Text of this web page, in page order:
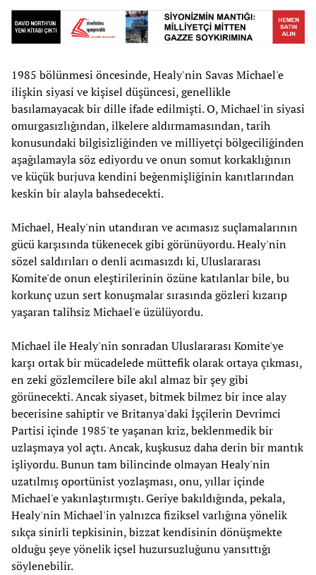
1985 bölünmesi öncesinde, Healy'nin Savas Michael'e
ilişkin siyasi ve kişisel düşüncesi, genellikle
basılamayacak bir dille ifade edilmişti. O, Michael'in siyasi
omurgasızlığından, ilkelere aldırmamasından, tarih
konusundaki bilgisizliğinden ve milliyetçi bölgeciliğinden
aşağılamayla söz ediyordu ve onun somut korkaklığının
ve küçük burjuva kendini beğenmişliğinin kanıtlarından
keskin bir alayla bahsedecekti.
Michael, Healy'nin utandıran ve acımasız suçlamalarının
gücü karşısında tükenecek gibi görünüyordu. Healy'nin
sözel saldırıları o denli acımasızdı ki, Uluslararası
Komite'de onun eleştirilerinin özüne katılanlar bile, bu
korkunç uzun sert konuşmalar sırasında gözleri kızarıp
yaşaran talihsiz Michael'e üzülüyordu.
Michael ile Healy'nin sonradan Uluslararası Komite'ye
karşı ortak bir mücadelede müttefik olarak ortaya çıkması,
en zeki gözlemcilere bile akıl almaz bir şey gibi
görünecekti. Ancak siyaset, bitmek bilmez bir ince alay
becerisine sahiptir ve Britanya'daki İşçilerin Devrimci
Partisi içinde 1985'te yaşanan kriz, beklenmedik bir
uzlaşmaya yol açtı. Ancak, kuşkusuz daha derin bir mantık
işliyordu. Bunun tam bilincinde olmayan Healy'nin
uzatılmış oportünist yozlaşması, onu, yıllar içinde
Michael'e yakınlaştırmıştı. Geriye bakıldığında, pekala,
Healy'nin Michael'in yalnızca fiziksel varlığına yönelik
sıkça sinirli tepkisinin, bizzat kendisinin dönüşmekte
olduğu şeye yönelik içsel huzursuzluğunu yansıttığı
söylenebilir.